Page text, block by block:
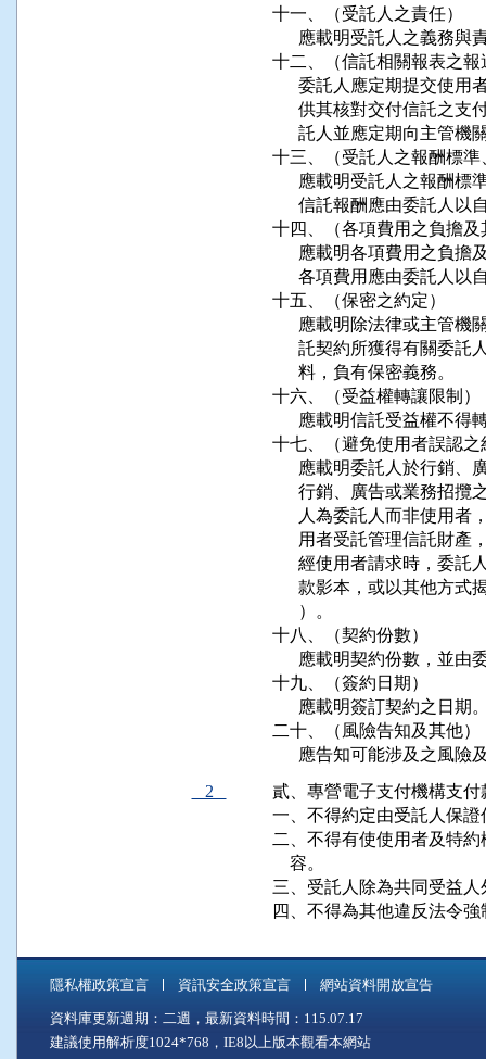
十一、（受託人之責任）
應載明受託人之義務與
十二、（信託相關報表之報
委託人應定期提交使
供其核對交付信託之
託人並應定期向主管
十三、（受託人之報酬標
應載明受託人之報酬
信託報酬應由委託人
十四、（各項費用之負擔及
應載明各項費用之負
各項費用應由委託人
十五、（保密之約定）
應載明除法律或主管
託契約所獲得有關委
      料，負有保密義務。
十六、（受益權轉讓限制）
應載明信託受益權不
十七、（避免使用者誤認之
應載明委託人於行銷
行銷、廣告或業務招
人為委託人而非使用
用者受託管理信託財
經使用者請求時，委
款影本，或以其他方
      ）。
十八、（契約份數）
應載明契約份數，並
十九、（簽約日期）
應載明簽訂契約之日期
二十、（風險告知及其他）
應告知可能涉及之風
2
貳、專營電子支付機構支
一、不得約定由受託人保
二、不得有使使用者及特
    容。
三、受託人除為共同受益
四、不得為其他違反法令
隱私權政策宣言 資訊安全政策宣言 網站資料開放宣告
資料庫更新週期：二週，最新資料時間：115.07.17
建議使用解析度1024*768，IE8以上版本觀看本網站